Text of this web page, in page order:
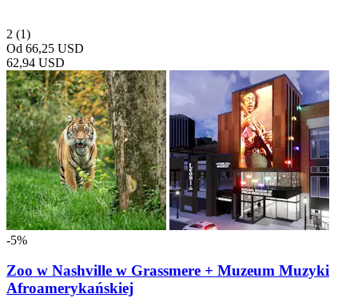
2 (1)
Od 66,25 USD
62,94 USD
-5%
Zoo w Nashville w Grassmere + Muzeum Muzyki
Afroamerykańskiej